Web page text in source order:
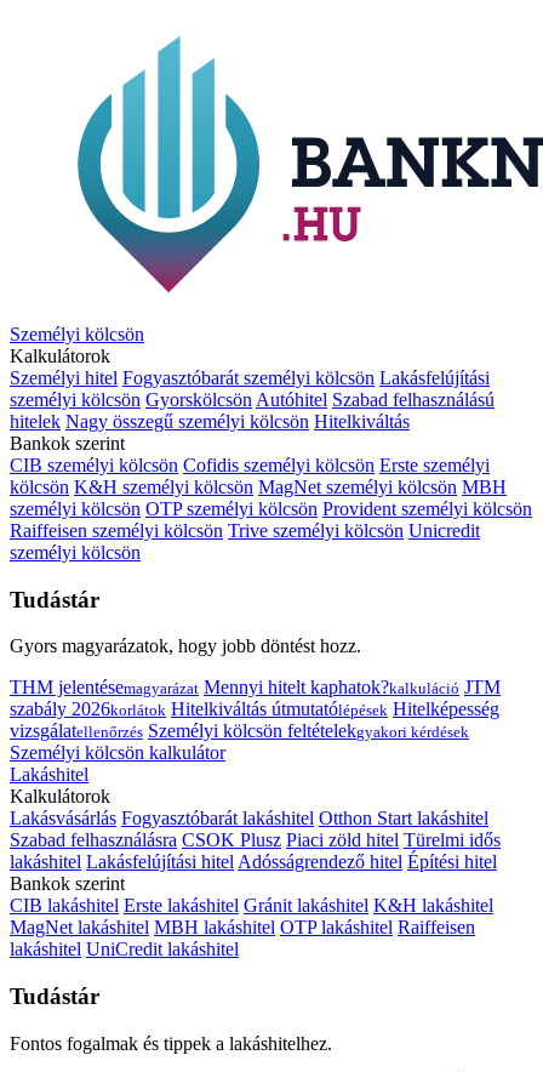
Személyi kölcsön
Kalkulátorok
Személyi hitel Fogyasztóbarát személyi kölcsön Lakásfelújítási
személyi kölcsön Gyorskölcsön Autóhitel Szabad felhasználású
hitelek Nagy összegű személyi kölcsön Hitelkiváltás
Bankok szerint
CIB személyi kölcsön Cofidis személyi kölcsön Erste személyi
kölcsön K&H személyi kölcsön MagNet személyi kölcsön MBH
személyi kölcsön OTP személyi kölcsön Provident személyi kölcsön
Raiffeisen személyi kölcsön Trive személyi kölcsön Unicredit
személyi kölcsön
Tudástár
Gyors magyarázatok, hogy jobb döntést hozz.
THM jelentésemagyarázat Mennyi hitelt kaphatok?kalkuláció JTM
szabály 2026korlátok Hitelkiváltás útmutatólépések Hitelképesség
vizsgálatellenőrzés Személyi kölcsön feltételekgyakori kérdések
Személyi kölcsön kalkulátor
Lakáshitel
Kalkulátorok
Lakásvásárlás Fogyasztóbarát lakáshitel Otthon Start lakáshitel
Szabad felhasználásra CSOK Plusz Piaci zöld hitel Türelmi idős
lakáshitel Lakásfelújítási hitelAdósságrendező hitel Építési hitel
Bankok szerint
CIB lakáshitel Erste lakáshitel Gránit lakáshitel K&H lakáshitel
MagNet lakáshitel MBH lakáshitel OTP lakáshitel Raiffeisen
lakáshitel UniCredit lakáshitel
Tudástár
Fontos fogalmak és tippek a lakáshitelhez.